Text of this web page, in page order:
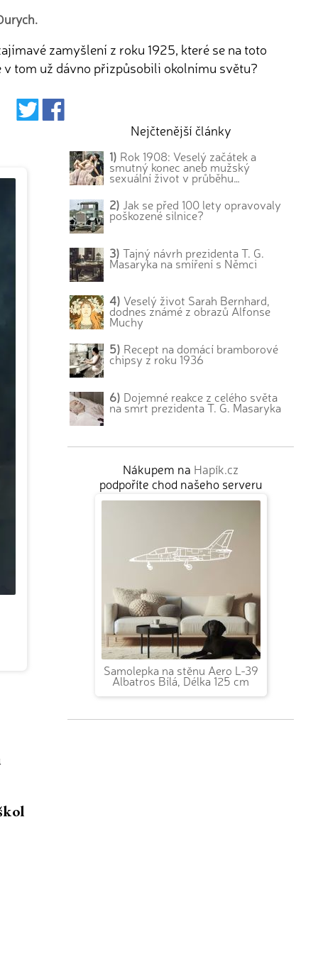
zamyšlení z roku 1925, které se na toto
v tom už dávno přizpůsobili okolnímu světu?
Nejčtenější články
1) Rok 1908: Veselý začátek a
smutný konec aneb mužský
sexuální život v průběhu…
2) Jak se před 100 lety opravovaly
poškozené silnice?
3) Tajný návrh prezidenta T. G.
Masaryka na smíření s Němci
4) Veselý život Sarah Bernhard,
dodnes známé z obrazů Alfonse
Muchy
5) Recept na domácí bramborové
chipsy z roku 1936
6) Dojemné reakce z celého světa
na smrt prezidenta T. G. Masaryka
Nákupem na Hapík.cz
podpoříte chod našeho serveru
Samolepka na stěnu Aero L-39
Albatros Bílá, Délka 125 cm